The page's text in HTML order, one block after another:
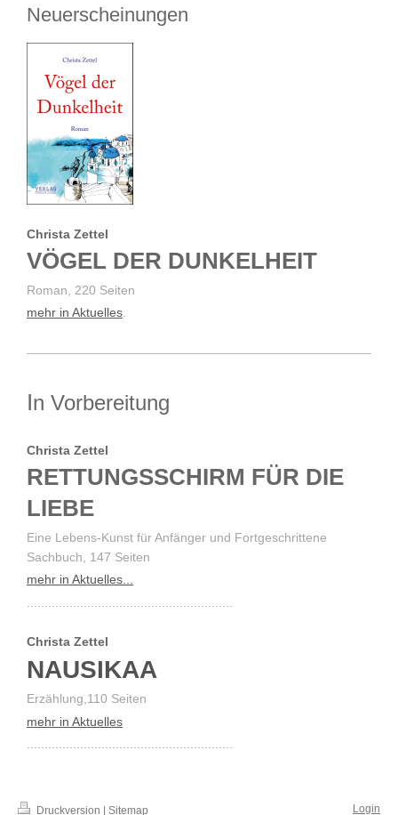
Neuerscheinungen
Christa Zettel
VÖGEL DER DUNKELHEIT
Roman, 220 Seiten
mehr in Aktuelles.
In Vorbereitung
Christa Zettel
RETTUNGSSCHIRM FÜR DIE
LIEBE
Eine Lebens-Kunst für Anfänger und Fortgeschrittene
Sachbuch, 147 Seiten
mehr in Aktuelles...
Christa Zettel
NAUSIKAA
Erzählung,110 Seiten
mehr in Aktuelles
..........................................................
Druckversion Sitemap Login